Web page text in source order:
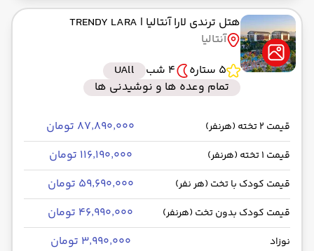
هتل ترندی لارا آنتالیا | TRENDY LARA
آنتالیا
5 ستاره
4 شب
UAll
تمام وعده ها و نوشیدنی ها
قیمت 2 تخته (هرنفر) ۸۷٬۸۹۰٬۰۰۰ تومان
قیمت 1 تخته (هرنفر) ۱۱۶٬۱۹۰٬۰۰۰ تومان
قیمت کودک با تخت (هر نفر) ۵۹٬۶۹۰٬۰۰۰ تومان
قیمت کودک بدون تخت (هرنفر) ۴۶٬۹۹۰٬۰۰۰ تومان
نوزاد ۳٬۹۹۰٬۰۰۰ تومان